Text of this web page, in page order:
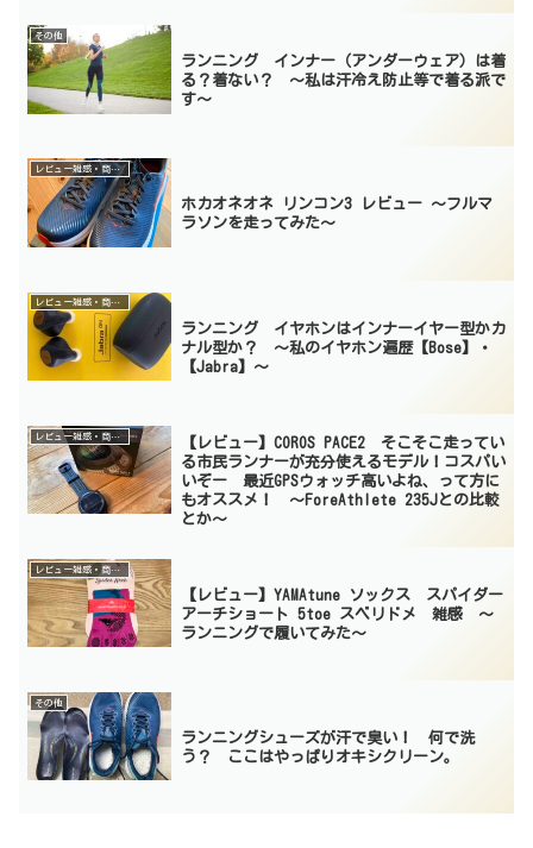
その他
ランニング インナー（アンダーウェア）は着
る？着ない？ 〜私は汗冷え防止等で着る派で
す〜
レビュー雑感・商品紹介
ホカオネオネ リンコン3 レビュー 〜フルマ
ラソンを走ってみた〜
レビュー雑感・商品紹介
ランニング イヤホンはインナーイヤー型かカ
ナル型か？ 〜私のイヤホン遍歴【Bose】・
【Jabra】〜
レビュー雑感・商品紹介
【レビュー】COROS PACE2 そこそこ走ってい
る市民ランナーが充分使えるモデル！コスパい
いぞー 最近GPSウォッチ高いよね、って方に
もオススメ！ 〜ForeAthlete 235Jとの比較
とか〜
レビュー雑感・商品紹介
【レビュー】YAMAtune ソックス スパイダー
アーチショート 5toe スベリドメ 雑感 〜
ランニングで履いてみた〜
その他
ランニングシューズが汗で臭い！ 何で洗
う？ ここはやっぱりオキシクリーン。